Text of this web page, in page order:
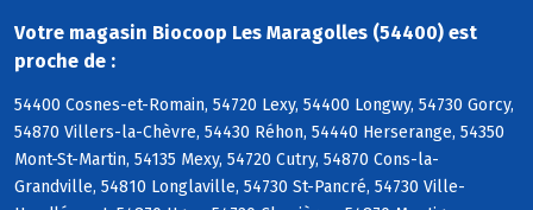
Votre magasin Biocoop Les Maragolles (54400) est
proche de :
54400 Cosnes-et-Romain, 54720 Lexy, 54400 Longwy, 54730 Gorcy,
54870 Villers-la-Chèvre, 54430 Réhon, 54440 Herserange, 54350
Mont-St-Martin, 54135 Mexy, 54720 Cutry, 54870 Cons-la-
Grandville, 54810 Longlaville, 54730 St-Pancré, 54730 Ville-